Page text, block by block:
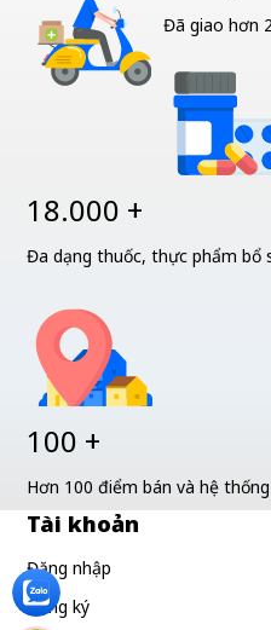
Đã giao hơn
18.000 +
Đa dạng thuốc, thực phẩm bổ
100 +
Hơn 100 điểm bán và hệ
Tài khoản
Đăng nhập
Đăng ký